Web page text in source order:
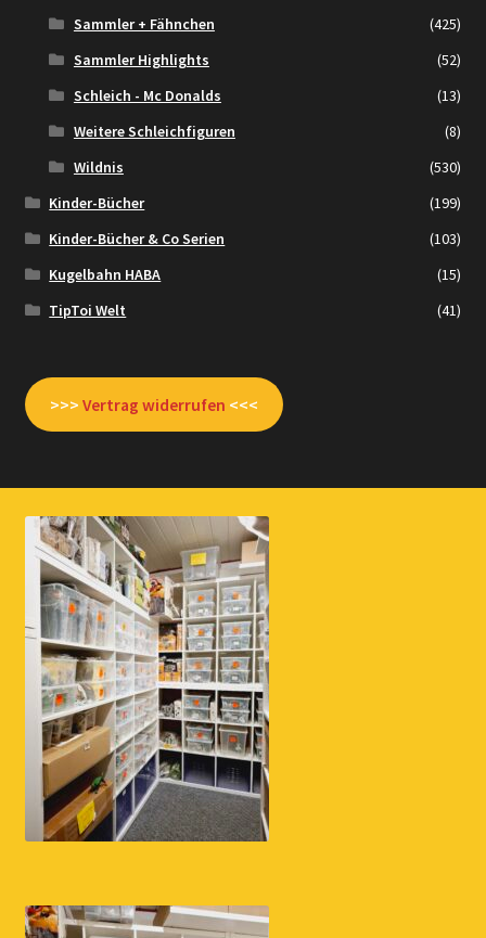
Sammler + Fähnchen
(425)
Sammler Highlights
(52)
Schleich - Mc Donalds
(13)
Weitere Schleichfiguren
(8)
Wildnis
(530)
Kinder-Bücher
(199)
Kinder-Bücher & Co Serien
(103)
Kugelbahn HABA
(15)
TipToi Welt
(41)
>>> Vertrag widerrufen <<<